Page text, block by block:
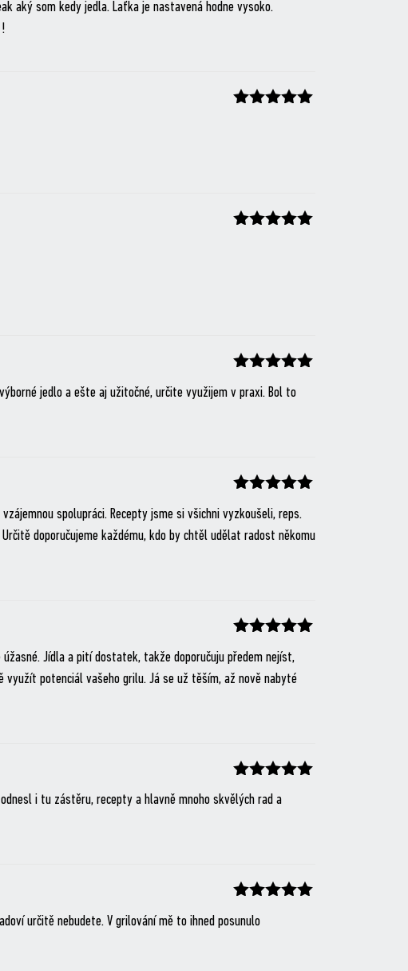
aký som kedy jedla. Laťka je nastavená hodne vysoko.
Hodnocení
jedlo a ešte aj užitočné, určite využijem v praxi. Bol to
spolupráci. Recepty jsme si všichni vyzkoušeli, reps.
doporučujeme každému, kdo by chtěl udělat radost někomu
Jídla a pití dostatek, takže doporučuju předem nejíst,
potenciál vašeho grilu. Já se už těším, až nově nabyté
Hodnocení
i tu zástěru, recepty a hlavně mnoho skvělých rad a
Hodnocení
určitě nebudete. V grilování mě to ihned posunulo